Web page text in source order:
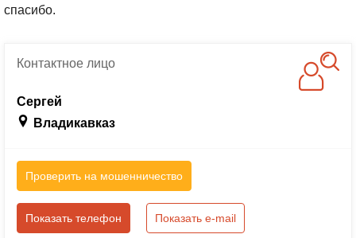
спасибо.
Контактноелицо
Сергей
Владикавказ
Проверить на мошенничество
Показать телефон Показать e-mail